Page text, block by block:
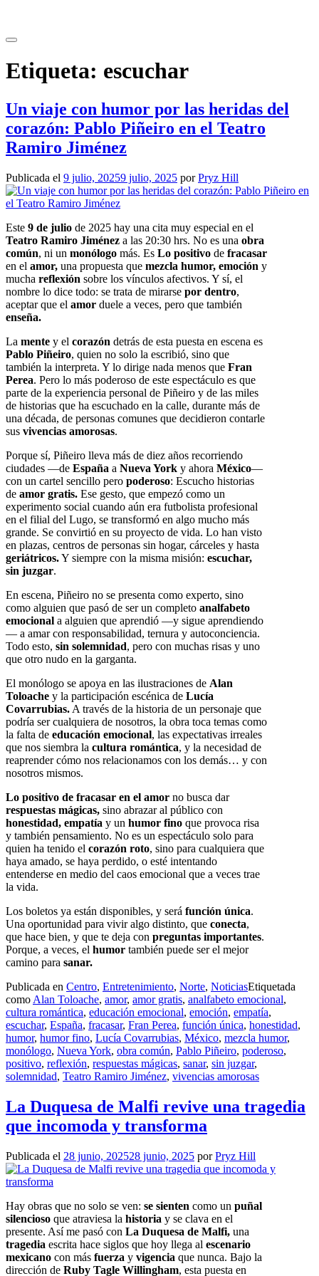
contenido
Etiqueta: escuchar
Un viaje con humor por las heridas del
corazón: Pablo Piñeiro en el Teatro
Ramiro Jiménez
Publicada el 9 julio, 20259 julio, 2025 porPryz Hill
Este 9 de julio de 2025 hay una cita muy especial en el
Teatro Ramiro Jiménez a las 20:30 hrs. No es una obra
común, ni un monólogo más. Es Lo positivo de fracasar
en el amor, una propuesta que mezcla humor, emoción y
mucha reflexión sobre los vínculos afectivos. Y sí, el
nombre lo dice todo: se trata de mirarse por dentro,
aceptar que el amor duele a veces, pero que también
enseña.
La mente y el corazón detrás de esta puesta en escena es
Pablo Piñeiro, quien no solo la escribió, sino que
también la interpreta. Y lo dirige nada menos que Fran
Perea. Pero lo más poderoso de este espectáculo es que
parte de la experiencia personal de Piñeiro y de las miles
de historias que ha escuchado en la calle, durante más de
una década, de personas comunes que decidieron contarle
sus vivencias amorosas.
Porque sí, Piñeiro lleva más de diez años recorriendo
ciudades —de España a Nueva York y ahora México—
con un cartel sencillo pero poderoso: Escucho historias
de amor gratis. Ese gesto, que empezó como un
experimento social cuando aún era futbolista profesional
en el filial del Lugo, se transformó en algo mucho más
grande. Se convirtió en su proyecto de vida. Lo han visto
en plazas, centros de personas sin hogar, cárceles y hasta
geriátricos.Y siempre con la misma misión: escuchar,
sin juzgar.
En escena, Piñeiro no se presenta como experto, sino
como alguien que pasó de ser un completo analfabeto
emocional a alguien que aprendió —y sigue aprendiendo
— a amar con responsabilidad, ternura y autoconciencia.
Todo esto, sin solemnidad, pero con muchas risas y uno
que otro nudo en la garganta.
El monólogo se apoya en las ilustraciones de Alan
Toloache y la participación escénica de Lucía
Covarrubias. A través de la historia de un personaje que
podría ser cualquiera de nosotros, la obra toca temas como
la falta de educación emocional, las expectativas irreales
que nos siembra la cultura romántica, y la necesidad de
reaprender cómo nos relacionamos con los demás… y con
nosotros mismos.
Lo positivo de fracasar en el amor no busca dar
respuestas mágicas, sino abrazar al público con
honestidad, empatía y un humor fino que provoca risa
y también pensamiento. No es un espectáculo solo para
quien ha tenido el corazón roto, sino para cualquiera que
haya amado, se haya perdido, o esté intentando
entenderse en medio del caos emocional que a veces trae
la vida.
Los boletos ya están disponibles, y será función única.
Una oportunidad para vivir algo distinto, que conecta,
que hace bien, y que te deja con preguntas importantes.
Porque, a veces, el humor también puede ser el mejor
camino para sanar.
Publicada en Centro, Entretenimiento, Norte, NoticiasEtiquetada
como Alan Toloache, amor, amor gratis, analfabeto emocional,
cultura romántica, educación emocional, emoción, empatía,
escuchar, España, fracasar, Fran Perea, función única, honestidad,
humor, humor fino, Lucía Covarrubias, México, mezcla humor,
monólogo, Nueva York, obra común, Pablo Piñeiro, poderoso,
positivo, reflexión, respuestas mágicas, sanar, sin juzgar,
solemnidad, Teatro Ramiro Jiménez, vivencias amorosas
La Duquesa de Malfi revive una tragedia
que incomoda y transforma
Publicada el 28 junio, 202528 junio, 2025 porPryz Hill
Hay obras que no solo se ven: se sienten como un puñal
silencioso que atraviesa la historia y se clava en el
presente. Así me pasó con La Duquesa de Malfi, una
tragedia escrita hace siglos que hoy llega al escenario
mexicano con más fuerza y vigencia que nunca. Bajo la
dirección de Ruby Tagle Willingham, esta puesta en